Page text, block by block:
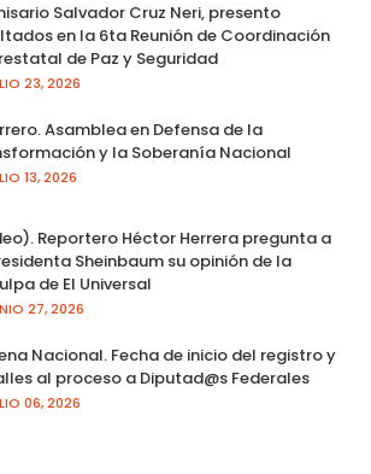
Salvador Cruz Neri, presento
en la 6ta Reunión de Coordinación
de Paz y Seguridad
23, 2026
Asamblea en Defensa de la
y la Soberanía Nacional
13, 2026
Reportero Héctor Herrera pregunta a
Sheinbaum su opinión de la
de El Universal
27, 2026
Nacional. Fecha de inicio del registro y
al proceso a Diputad@s Federales
06, 2026